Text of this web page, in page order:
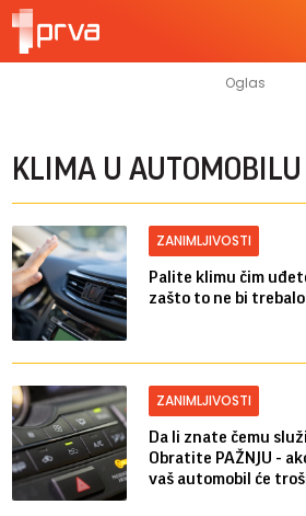
KLIMA U AUTOMOBILU
ZANIMLJIVOSTI
Palite klimu čim
zašto to ne bi
ZANIMLJIVOSTI
Da li znate čemu
Obratite PAŽNJU -
vaš automobil će